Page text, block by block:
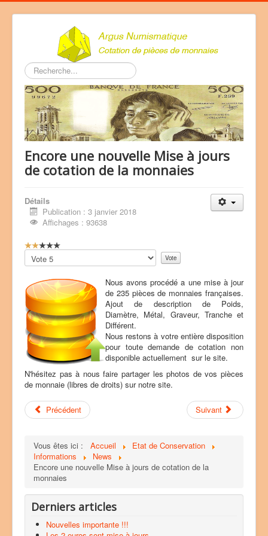
Rechercher
Encore une nouvelle Mise à jours
de cotation de la monnaies
Détails
Publication : 3 janvier 2018
Affichages : 93638
V
o
t
u
t
i
i
s
a
e
u
:
Veuillez
voter
Nous avons procédé a une mise à jour
de 235 pièces de monnaies françaises.
Ajout de description de Poids,
Diamètre, Métal, Graveur, Tranche et
Différent.
Nous restons à votre entière disposition
pour toute demande de cotation non
disponible actuellement sur le site.
N'hésitez pas à nous faire partager les photos de vos pièces
de monnaie (libres de droits) sur notre site.
Précédent Suivant
Vous êtes ici : Accueil
Etat de Conservation
Informations
News
Encore une nouvelle Mise à jours de cotation de la
monnaies
Derniers articles
Nouvelles importante !!!